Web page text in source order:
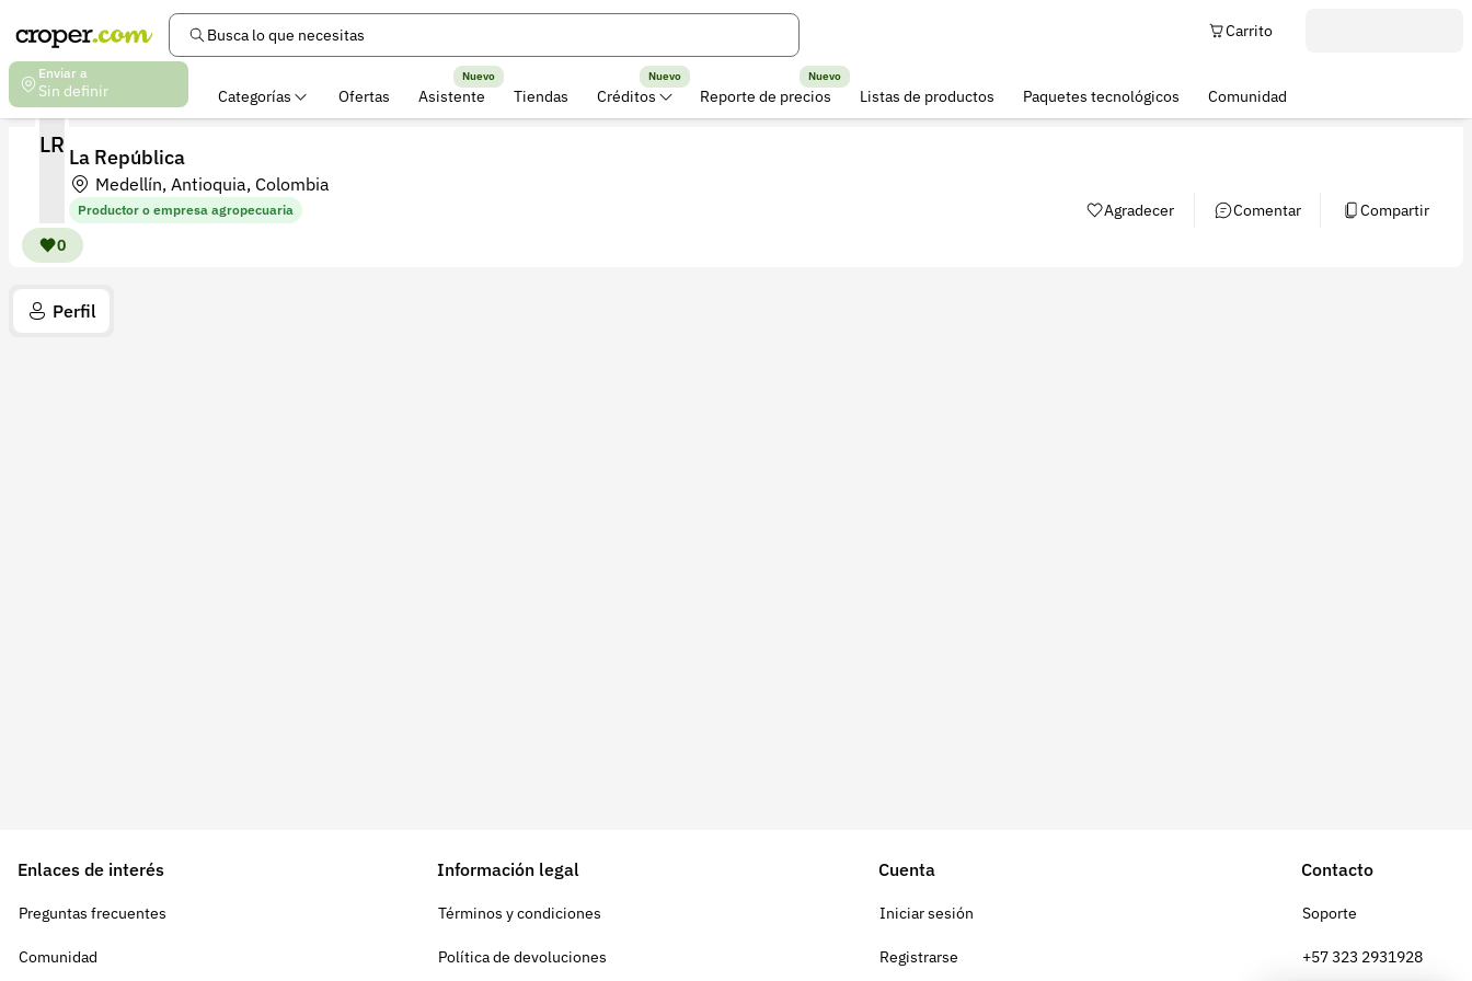
Busca lo que necesitas
Enviar a
Sin definir
Carrito
Categorías Ofertas Asistente
Nuevo
Tiendas Créditos
Nuevo
Reporte de precios
Nuevo
Listas de productos Paquetes tecnológicos Comunidad
LR
0
La República
Medellín, Antioquia, Colombia
Productor o empresa agropecuaria Agradecer Comentar Compartir
Perfil
Enlaces de interés
Preguntas frecuentes
Comunidad
Información legal
Términos y condiciones
Política de devoluciones
Cuenta
Iniciar sesión
Registrarse
Contacto
Soporte
+57 323 2931928